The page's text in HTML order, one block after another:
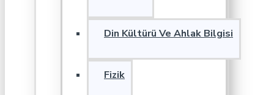
Din Kültürü Ve Ahlak Bilgisi
Fizik